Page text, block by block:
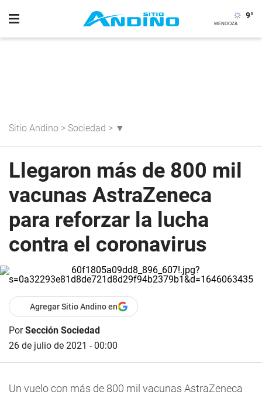
9°
Sitio Andino > Sociedad > ▼
Llegaron más de 800 mil
vacunas AstraZeneca
para reforzar la lucha
contra el coronavirus
Agregar Sitio Andino en
PorSección Sociedad
26 de julio de 2021 - 00:00
Un vuelo con más de 800 mil vacunas AstraZeneca